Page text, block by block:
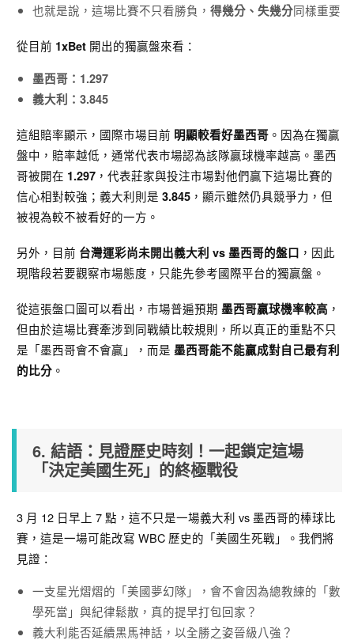
也就是說，這場比賽不只看勝負，得幾分、失幾分同樣重要
從目前 1xBet 開出的獨贏盤來看：
墨西哥：1.297
義大利：3.845
這組賠率顯示，國際市場目前 明顯較看好墨西哥 。因為在獨贏
盤中，賠率越低，通常代表市場認為該隊贏球機率越高。墨西
哥被開在 1.297 ，代表莊家與投注市場對他們贏下這場比賽的
信心相對較強；義大利則是3.845 ，顯示雖然仍具競爭力，但
被視為較不被看好的一方。
另外，目前 台灣運彩尚未開出義大利 vs 墨西哥的盤口 ，因此
現階段若要觀察市場態度，只能先參考國際平台的獨贏盤。
從這張盤口圖可以看出，市場普遍預期墨西哥贏球機率較高 ，
但由於這場比賽牽涉到同戰績比較規則，所以真正的重點不只
是「墨西哥會不會贏」，而是墨西哥能不能贏成對自己最有利
的比分 。
6. 結語：見證歷史時刻！一起鎖定這場
「決定美國生死」的終極戰役
3 月 12 日早上 7 點，這不只是一場義大利 vs 墨西哥的棒球比
賽，這是一場可能改寫 WBC 歷史的「美國生死戰」。我們將
見證：
一支星光熠熠的「美國夢幻隊」，會不會因為總教練的「數
學死當」與紀律鬆散，真的提早打包回家？
義大利能否延續黑馬神話，以全勝之姿晉級八強？